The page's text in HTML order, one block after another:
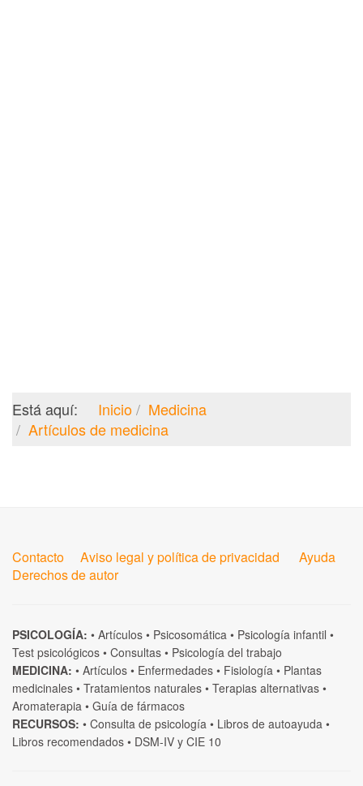
Está aquí: Inicio
Medicina
Artículos de medicina
Contacto Aviso legal y política de privacidad
Ayuda
Derechos de autor
PSICOLOGÍA: • Artículos • Psicosomática • Psicología infantil •
Test psicológicos • Consultas • Psicología del trabajo
MEDICINA: • Artículos • Enfermedades • Fisiología • Plantas
medicinales • Tratamientos naturales • Terapias alternativas •
Aromaterapia • Guía de fármacos
RECURSOS: • Consulta de psicología • Libros de autoayuda •
Libros recomendados • DSM-IV y CIE 10